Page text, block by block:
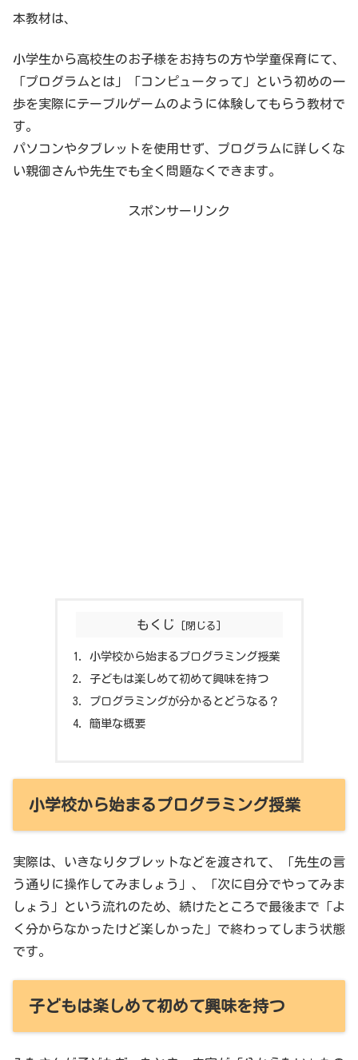
本教材は、
小学生から高校生のお子様をお持ちの方や学童保育にて、
「プログラムとは」「コンピュータって」という初めの一
歩を実際にテーブルゲームのように体験してもらう教材で
す。
パソコンやタブレットを使用せず、プログラムに詳しくな
い親御さんや先生でも全く問題なくできます。
スポンサーリンク
もくじ
小学校から始まるプログラミング授業
子どもは楽しめて初めて興味を持つ
プログラミングが分かるとどうなる？
簡単な概要
小学校から始まるプログラミング授業
実際は、いきなりタブレットなどを渡されて、「先生の言
う通りに操作してみましょう」、「次に自分でやってみま
しょう」という流れのため、続けたところで最後まで「よ
く分からなかったけど楽しかった」で終わってしまう状態
です。
子どもは楽しめて初めて興味を持つ